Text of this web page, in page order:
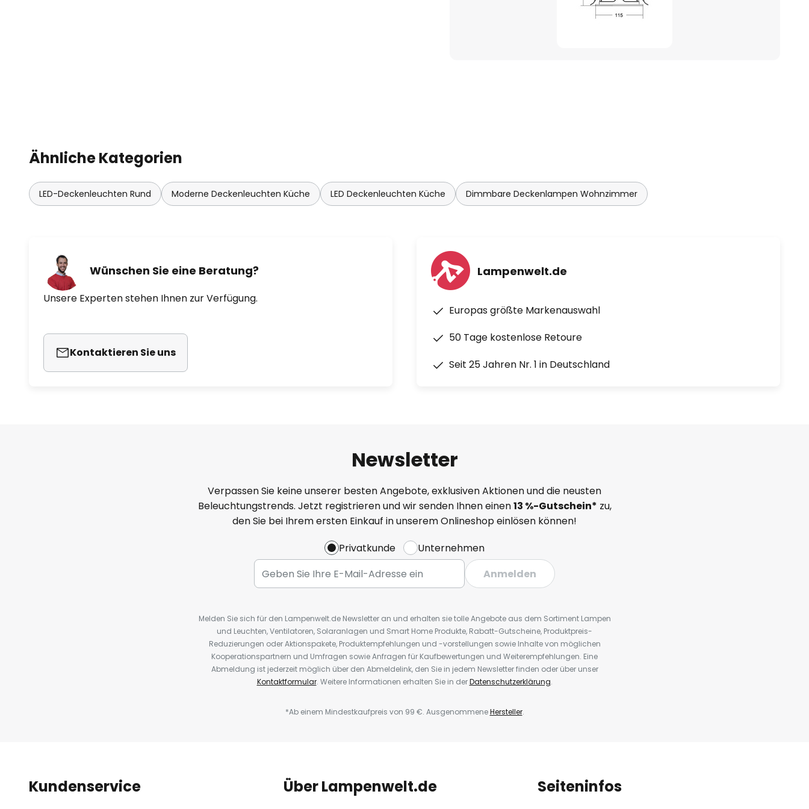
Ähnliche Kategorien
LED-Deckenleuchten Rund Moderne Deckenleuchten Küche LED Deckenleuchten Küche Dimmbare Deckenlampen Wohnzimmer
Wünschen Sie eine Beratung?
Unsere Experten stehen Ihnen zur Verfügung.
Kontaktieren Sie uns
Lampenwelt.de
Europas größte Markenauswahl
50 Tage kostenlose Retoure
Seit 25 Jahren Nr. 1 in Deutschland
Newsletter
Verpassen Sie keine unserer besten Angebote, exklusiven Aktionen und die neusten
Beleuchtungstrends. Jetzt registrieren und wir senden Ihnen einen13 %-Gutschein* zu,
den Sie bei Ihrem ersten Einkauf in unserem Onlineshop einlösen können!
Privatkunde
Unternehmen
Anmelden
Melden Sie sich für den Lampenwelt.de Newsletter an und erhalten sie tolle Angebote aus dem Sortiment Lampen
und Leuchten, Ventilatoren, Solaranlagen und Smart Home Produkte, Rabatt-Gutscheine, Produktpreis-
Reduzierungen oder Aktionspakete, Produktempfehlungen und -vorstellungen sowie Inhalte von möglichen
Kooperationspartnern und Umfragen sowie Anfragen für Kaufbewertungen und Weiterempfehlungen. Eine
Abmeldung ist jederzeit möglich über den Abmeldelink, den Sie in jedem Newsletter finden oder über unser
Kontaktformular. Weitere Informationen erhalten Sie in derDatenschutzerklärung.
*Ab einem Mindestkaufpreis von 99 €. AusgenommeneHersteller.
Kundenservice Über Lampenwelt.de Seiteninfos